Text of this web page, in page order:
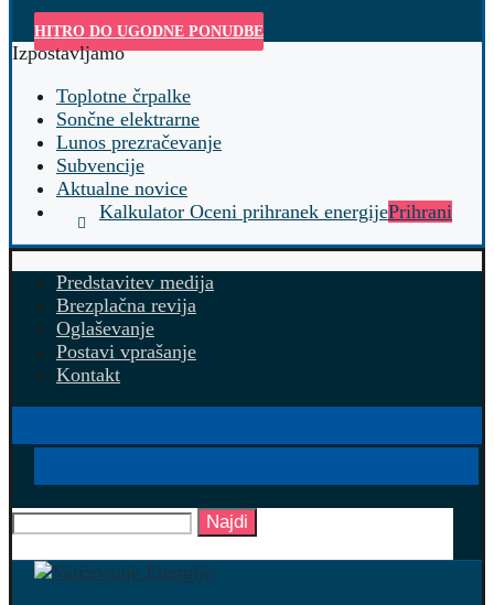
HITRO DO UGODNE PONUDBE
Izpostavljamo
Toplotne črpalke
Sončne elektrarne
Lunos prezračevanje
Subvencije
Aktualne novice
Kalkulator Oceni prihranek energijePrihrani
Predstavitev medija
Brezplačna revija
Oglaševanje
Postavi vprašanje
Kontakt
Najdi